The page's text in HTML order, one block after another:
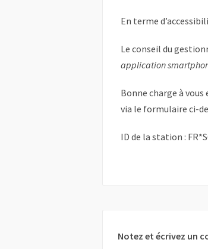
En terme
Le conseil du
application
Bonne charge à
via le formulaire ci-
ID de la station :
Notez et écrivez un